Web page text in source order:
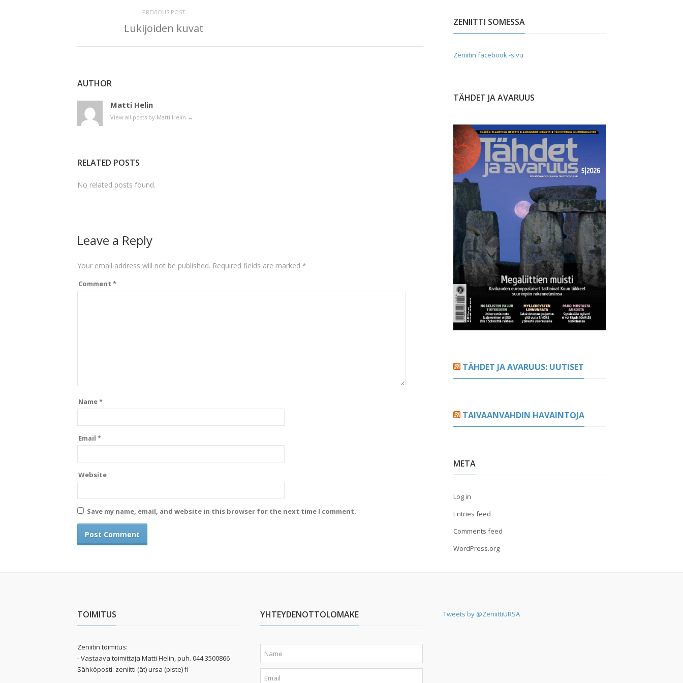
PREVIOUS POST
Lukijoiden kuvat
AUTHOR
Matti Helin
View all posts by Matti Helin →
RELATED POSTS
No related posts found.
Leave a Reply
Your email address will not be published. Required fields are marked *
Comment *
Name*
Email *
Website
Save my name, email, and website in this browser for the next time I comment.
ZENIITTI SOMESSA
Zeniitin facebook -sivu
TÄHDET JA AVARUUS
TÄHDET JA AVARUUS: UUTISET
TAIVAANVAHDIN HAVAINTOJA
META
Log in
Entries feed
Comments feed
WordPress.org
TOIMITUS
Zeniitin toimitus:
- Vastaava toimittaja Matti Helin, puh. 044 3500866
Sähköposti: zeniitti (ät) ursa (piste) fi
YHTEYDENOTTOLOMAKE Tweets by @ZeniittiURSA